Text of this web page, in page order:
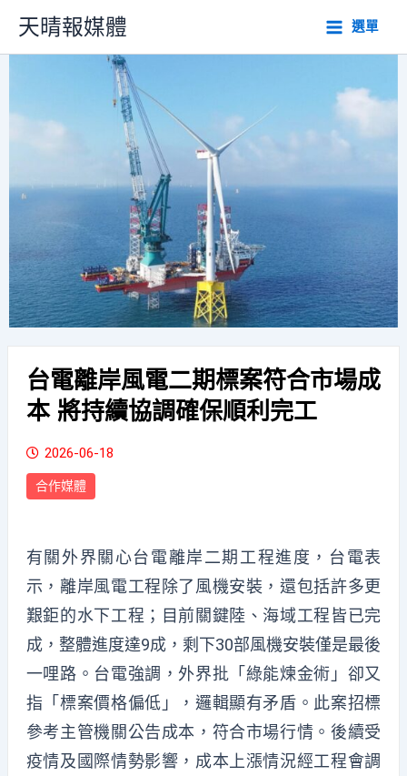
主
天晴報媒體 選單
台電離岸風電二期標案符合市場成
本 將持續協調確保順利完工
2026-06-18
合作媒體
有關外界關心台電離岸二期工程進度，台電表
示，離岸風電工程除了風機安裝，還包括許多更
艱鉅的水下工程；目前關鍵陸、海域工程皆已完
成，整體進度達9成，剩下30部風機安裝僅是最後
一哩路。台電強調，外界批「綠能煉金術」卻又
指「標案價格偏低」，邏輯顯有矛盾。此案招標
參考主管機關公告成本，符合市場行情。後續受
疫情及國際情勢影響，成本上漲情況經工程會調